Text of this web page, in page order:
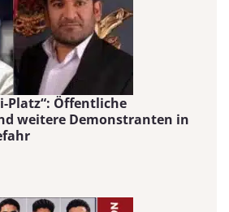
Platz“: Öffentliche
weitere Demonstranten in